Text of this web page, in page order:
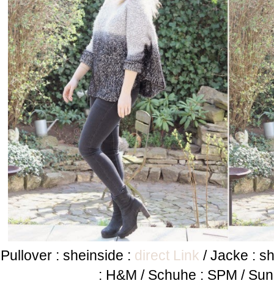
Pullover : sheinside : direct Link / Jacke :
: H&M / Schuhe : SPM /